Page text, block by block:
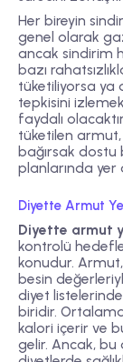
Her bireyin
genel olarak
ancak sindirim
bazı
tüketiliyorsa ya
tepkisini
faydalı
tüketilen armut,
bağırsak
planlarında yer
Diyette Armut
Diyette armut
kontrolü
konudur.
besin
diyet
biridir.
kalori içerir ve
gelir. Ancak, bu